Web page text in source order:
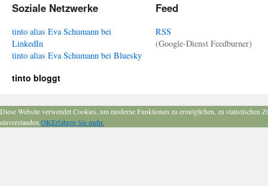
Soziale Netzwerke
tinto alias Eva Schumann bei
LinkedIn
tinto alias Eva Schumann bei Bluesky
Feed
RSS
(Google-Dienst Feedburner)
tinto bloggt
Diese Website verwendet Cookies, um moderne Funktionen zu ermöglichen, zu
einverstanden.OKErfahren Sie mehr.